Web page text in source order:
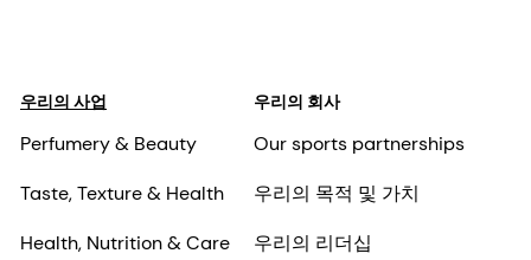
우리의 사업
Perfumery & Beauty
Taste, Texture & Health
Health, Nutrition & Care
우리의 회사
Our sports partnerships
우리의 목적 및 가치
우리의 리더십